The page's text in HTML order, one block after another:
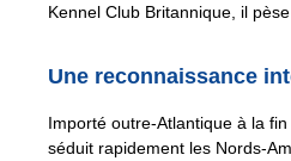
Kennel Club Britannique, il
Une reconnaissance
Importé outre-Atlantique à la
séduit rapidement les Nords-